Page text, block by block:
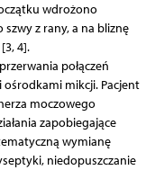
wdrożono
z rany, a na bliznę
4].
połączeń
mikcji. Pacjent
moczowego
zapobiegające
wymianę
niedopuszczanie